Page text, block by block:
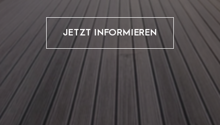
JETZT INFORMIEREN